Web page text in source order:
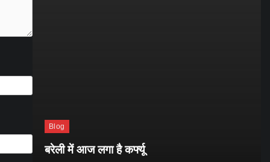
Blog
बरेली में आज लगा है कर्फ्यू